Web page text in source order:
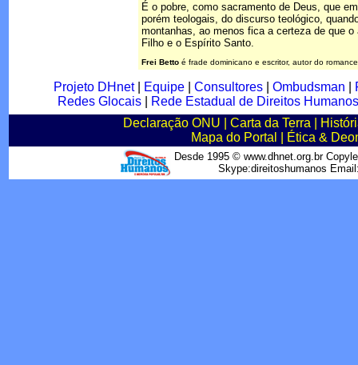
É o pobre, como sacramento de Deus, que
porém teologais, do discurso teológico,
montanhas, ao menos fica a certeza de que
Filho e o Espírito Santo.
Frei Betto é frade dominicano e escritor, autor do
Projeto DHnet| Equipe| Consultores| Ombudsman
Redes Glocais|
Rede Estadual de Direitos
Declaração ONU
Carta da Terra
Mapa do Portal
Ética &
Desde 1995 © www.dhnet.org.br
Skype:direitoshumanos